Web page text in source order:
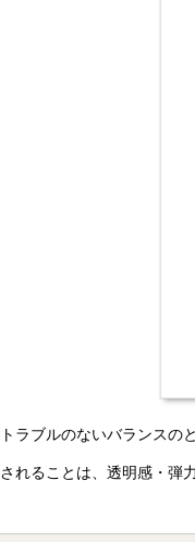
トラブルのないバランスの
されることは、透明感・弾